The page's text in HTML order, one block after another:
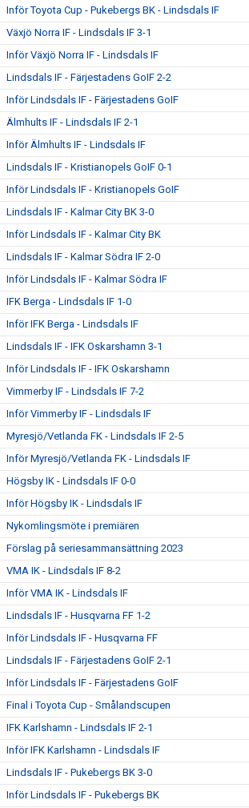
Inför Toyota Cup - Pukebergs BK - Lindsdals IF
Växjö Norra IF - Lindsdals IF 3-1
Inför Växjö Norra IF - Lindsdals IF
Lindsdals IF - Färjestadens GoIF 2-2
Inför Lindsdals IF - Färjestadens GoIF
Älmhults IF - Lindsdals IF 2-1
Inför Älmhults IF - Lindsdals IF
Lindsdals IF - Kristianopels GoIF 0-1
Inför Lindsdals IF - Kristianopels GoIF
Lindsdals IF - Kalmar City BK 3-0
Inför Lindsdals IF - Kalmar City BK
Lindsdals IF - Kalmar Södra IF 2-0
Inför Lindsdals IF - Kalmar Södra IF
IFK Berga - Lindsdals IF 1-0
Inför IFK Berga - Lindsdals IF
Lindsdals IF - IFK Oskarshamn 3-1
Inför Lindsdals IF - IFK Oskarshamn
Vimmerby IF - Lindsdals IF 7-2
Inför Vimmerby IF - Lindsdals IF
Myresjö/Vetlanda FK - Lindsdals IF 2-5
Inför Myresjö/Vetlanda FK - Lindsdals IF
Högsby IK - Lindsdals IF 0-0
Inför Högsby IK - Lindsdals IF
Nykomlingsmöte i premiären
Förslag på seriesammansättning 2023
VMA IK - Lindsdals IF 8-2
Inför VMA IK - Lindsdals IF
Lindsdals IF - Husqvarna FF 1-2
Inför Lindsdals IF - Husqvarna FF
Lindsdals IF - Färjestadens GoIF 2-1
Inför Lindsdals IF - Färjestadens GoIF
Final i Toyota Cup - Smålandscupen
IFK Karlshamn - Lindsdals IF 2-1
Inför IFK Karlshamn - Lindsdals IF
Lindsdals IF - Pukebergs BK 3-0
Inför Lindsdals IF - Pukebergs BK